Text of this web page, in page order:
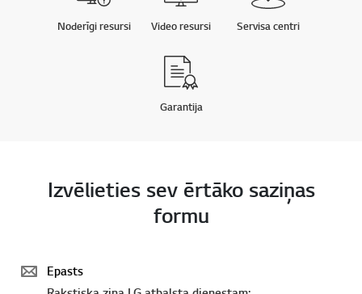
Noderīgi resursi Video resursi Servisa centri
Garantija
Izvēlieties sev ērtāko saziņas
formu
Epasts